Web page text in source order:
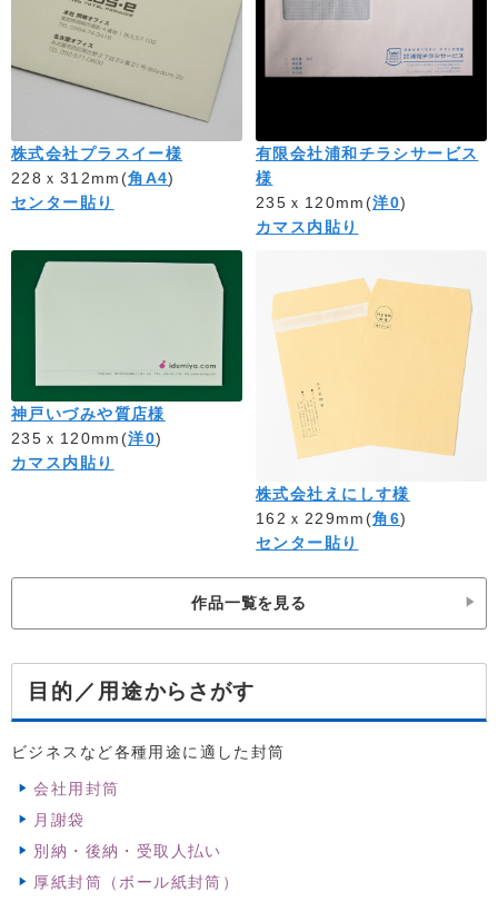
株式会社プラスイー様
228ｘ312mm(角A4)
センター貼り
有限会社浦和チラシサービス
様
235ｘ120mm(洋0)
カマス内貼り
神戸いづみや質店様
235ｘ120mm(洋0)
カマス内貼り
株式会社えにしす様
162ｘ229mm(角6)
センター貼り
作品一覧を見る
目的／用途からさがす
ビジネスなど各種用途に適した封筒
会社用封筒
月謝袋
別納・後納・受取人払い
厚紙封筒（ボール紙封筒）